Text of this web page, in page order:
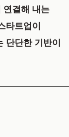
연결해 내는
타트업이
단단한 기반이